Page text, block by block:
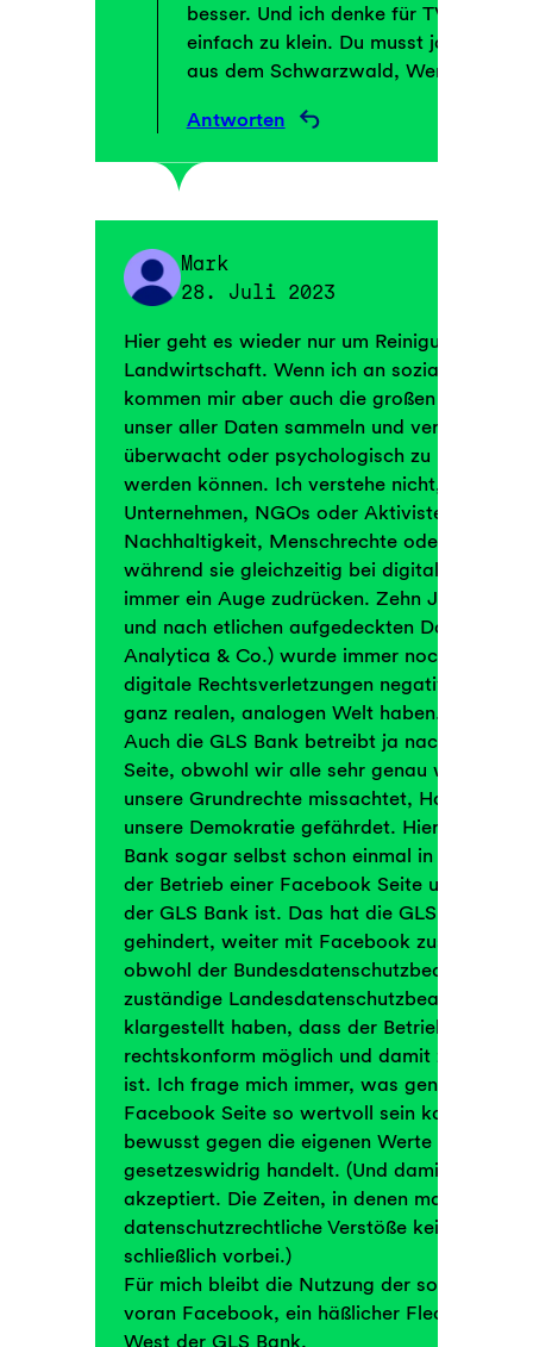
besser. Und ich denke für TV
einfach zu klein. Du musst ja nicht
aus dem Schwarzwald, Werner
Antworten
Mark
28. Juli 2023
Hier geht es wieder nur um
Landwirtschaft. Wenn ich an soziale
kommen mir aber auch die großen
unser aller Daten sammeln und verkaufen,
überwacht oder psychologisch zu noch
werden können. Ich verstehe nicht, warum
Unternehmen, NGOs oder Aktivisten so viel
Nachhaltigkeit, Menschrechte oder
während sie gleichzeitig bei digitalen
immer ein Auge zudrücken. Zehn Jahre
und nach etlichen aufgedeckten Daten-
Analytica & Co.) wurde immer noch nicht
digitale Rechtsverletzungen negative
ganz realen, analogen Welt haben.
Auch die GLS Bank betreibt ja nach wie vor
Seite, obwohl wir alle sehr genau wissen,
unsere Grundrechte missachtet, Hass und
unsere Demokratie gefährdet. Hier in
Bank sogar selbst schon einmal in aller
der Betrieb einer Facebook Seite
der GLS Bank ist. Das hat die GLS Bank
gehindert, weiter mit Facebook
obwohl der Bundesdatenschutzbeauftragte
zuständige Landesdatenschutzbeauftragte
klargestellt haben, dass der Betrieb einer
rechtskonform möglich und damit
ist. Ich frage mich immer, was genau an
Facebook Seite so wertvoll sein kann, dass
bewusst gegen die eigenen Werte verstößt
gesetzeswidrig handelt. (Und damit auch
akzeptiert. Die Zeiten, in denen man hoffen
datenschutzrechtliche Verstöße keinen
schließlich vorbei.)
Für mich bleibt die Nutzung der sog.
voran Facebook, ein häßlicher Fleck auf der
West der GLS Bank.